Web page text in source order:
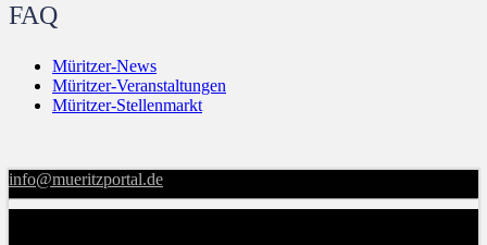
FAQ
Müritzer-News
Müritzer-Veranstaltungen
Müritzer-Stellenmarkt
info@mueritzportal.de